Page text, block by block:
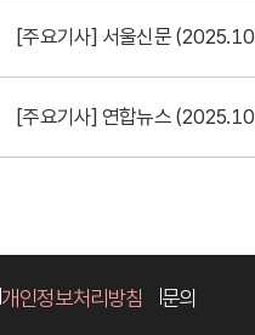
[주요기사] 서울신문
[주요기사] 연합뉴스
개인정보처리방침 문의